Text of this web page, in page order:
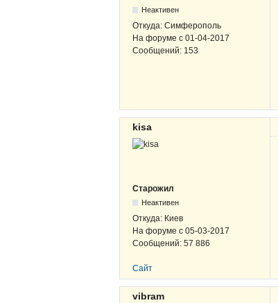
Неактивен
Откуда: Симферополь
На форуме с 01-04-2017
Сообщений: 153
kisa
Старожил
Неактивен
Откуда: Киев
На форуме с 05-03-2017
Сообщений: 57 886
Сайт
vibram